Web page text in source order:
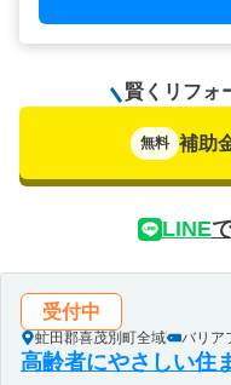
賢くリフォ
無料 補助
LINE
受付中
虻田郡喜茂別町全域 バリア
高齢者にやさしい住